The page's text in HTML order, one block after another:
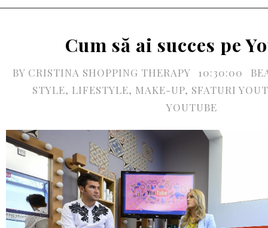
Cum să ai succes pe
BY CRISTINA SHOPPING THERAPY 10:30:00
STYLE, LIFESTYLE, MAKE-UP, SFATURI
YOUTUBE